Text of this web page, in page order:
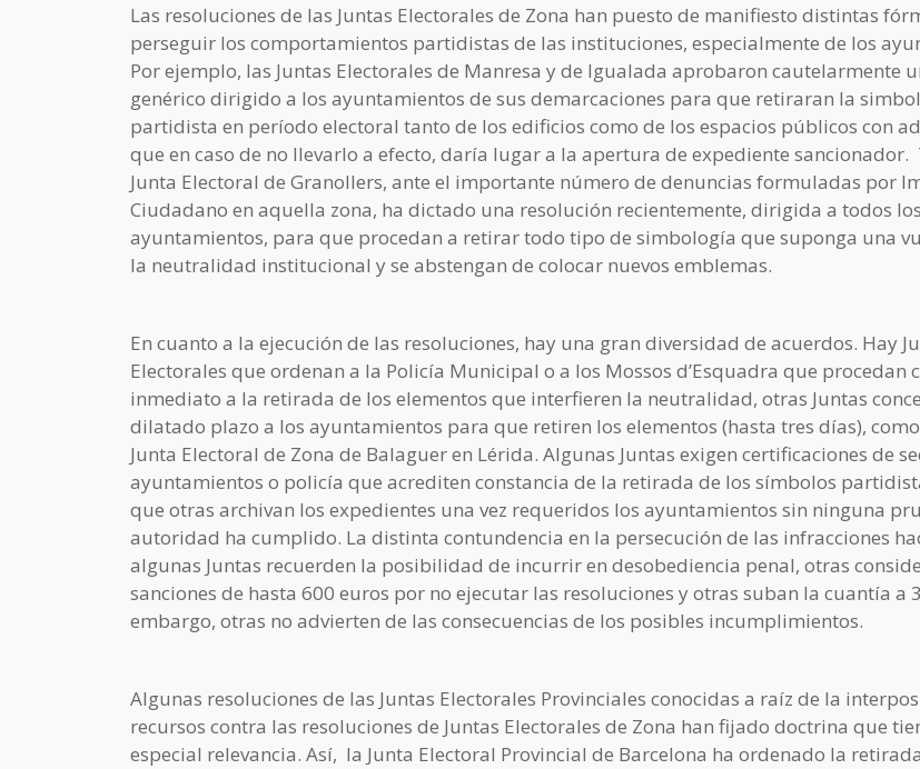
Las resoluciones de las Juntas Electorales de Zona han puesto de manifiesto distintas
perseguir los comportamientos partidistas de las instituciones, especialmente de los
Por ejemplo, las Juntas Electorales de Manresa y de Igualada aprobaron cautelarmente
genérico dirigido a los ayuntamientos de sus demarcaciones para que retiraran la
partidista en período electoral tanto de los edificios como de los espacios públicos con
que en caso de no llevarlo a efecto, daría lugar a la apertura de expediente sancionador.
Junta Electoral de Granollers, ante el importante número de denuncias formuladas por
Ciudadano en aquella zona, ha dictado una resolución recientemente, dirigida a todos los
ayuntamientos, para que procedan a retirar todo tipo de simbología que suponga una
la neutralidad institucional y se abstengan de colocar nuevos emblemas.
En cuanto a la ejecución de las resoluciones, hay una gran diversidad de acuerdos. Hay
Electorales que ordenan a la Policía Municipal o a los Mossos d’Esquadra que procedan
inmediato a la retirada de los elementos que interfieren la neutralidad, otras Juntas
dilatado plazo a los ayuntamientos para que retiren los elementos (hasta tres días), como
Junta Electoral de Zona de Balaguer en Lérida. Algunas Juntas exigen certificaciones de
ayuntamientos o policía que acrediten constancia de la retirada de los símbolos
que otras archivan los expedientes una vez requeridos los ayuntamientos sin ninguna
autoridad ha cumplido. La distinta contundencia en la persecución de las infracciones
algunas Juntas recuerden la posibilidad de incurrir en desobediencia penal, otras
sanciones de hasta 600 euros por no ejecutar las resoluciones y otras suban la cuantía a
embargo, otras no advierten de las consecuencias de los posibles incumplimientos.
Algunas resoluciones de las Juntas Electorales Provinciales conocidas a raíz de la
recursos contra las resoluciones de Juntas Electorales de Zona han fijado doctrina que
especial relevancia. Así, la Junta Electoral Provincial de Barcelona ha ordenado la